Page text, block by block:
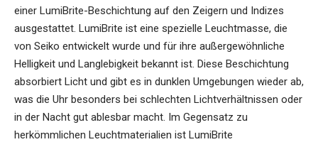
einer LumiBrite-Beschichtung auf den Zeigern und Indizes
ausgestattet. LumiBrite ist eine spezielle Leuchtmasse, die
von Seiko entwickelt wurde und für ihre außergewöhnliche
Helligkeit und Langlebigkeit bekannt ist. Diese Beschichtung
absorbiert Licht und gibt es in dunklen Umgebungen wieder ab,
was die Uhr besonders bei schlechten Lichtverhältnissen oder
in der Nacht gut ablesbar macht. Im Gegensatz zu
herkömmlichen Leuchtmaterialien ist LumiBrite